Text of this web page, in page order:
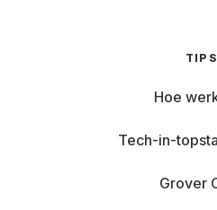
TIPS
Hoe
Tech-in-
Grover